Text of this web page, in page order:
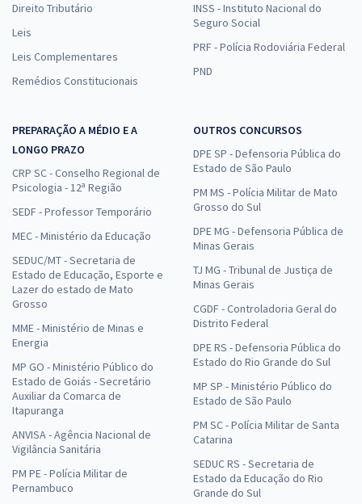
Direito Tributário
Leis
Leis Complementares
Remédios Constitucionais
INSS - Instituto Nacional do
Seguro Social
PRF - Polícia Rodoviária Federal
PND
PREPARAÇÃO A MÉDIO E A
LONGO PRAZO
CRP SC - Conselho Regional de
Psicologia - 12ª Região
SEDF - Professor Temporário
MEC - Ministério da Educação
SEDUC/MT - Secretaria de
Estado de Educação, Esporte e
Lazer do estado de Mato
Grosso
MME - Ministério de Minas e
Energia
MP GO - Ministério Público do
Estado de Goiás - Secretário
Auxiliar da Comarca de
Itapuranga
ANVISA - Agência Nacional de
Vigilância Sanitária
PM PE - Polícia Militar de
Pernambuco
OUTROS CONCURSOS
DPE SP - Defensoria Pública do
Estado de São Paulo
PM MS - Polícia Militar de Mato
Grosso do Sul
DPE MG - Defensoria Pública de
Minas Gerais
TJ MG - Tribunal de Justiça de
Minas Gerais
CGDF - Controladoria Geral do
Distrito Federal
DPE RS - Defensoria Pública do
Estado do Rio Grande do Sul
MP SP - Ministério Público do
Estado de São Paulo
PM SC - Polícia Militar de Santa
Catarina
SEDUC RS - Secretaria de
Estado da Educação do Rio
Grande do Sul